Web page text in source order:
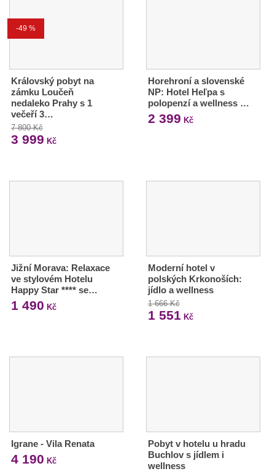
-49 %
Královský pobyt na
zámku Loučeň
nedaleko Prahy s 1
večeří 3…
7 800 Kč
3 999 Kč
Horehroní a slovenské
NP: Hotel Heľpa s
polopenzí a wellness …
2 399 Kč
Jižní Morava: Relaxace
ve stylovém Hotelu
Happy Star **** se…
1 490 Kč
Moderní hotel v
polských Krkonoších:
jídlo a wellness
1 666 Kč
1 551 Kč
Igrane - Vila Renata
4 190 Kč
Pobyt v hotelu u hradu
Buchlov s jídlem i
wellness